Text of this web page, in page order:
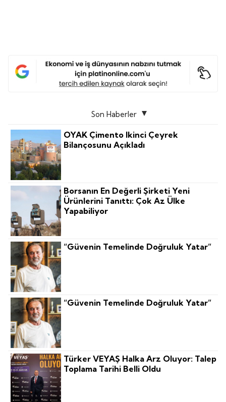
Son Haberler
OYAK Çimento Ikinci Çeyrek
Bilançosunu Açıkladı
Borsanın En Değerli Şirketi Yeni
Ürünlerini Tanıttı: Çok Az Ülke
Yapabiliyor
“Güvenin Temelinde Doğruluk Yatar”
“Güvenin Temelinde Doğruluk Yatar”
Türker VEYAŞ Halka Arz Oluyor: Talep
Toplama Tarihi Belli Oldu